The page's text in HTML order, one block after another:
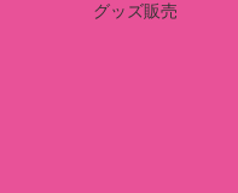
グッズ販売